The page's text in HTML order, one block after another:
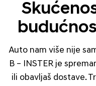
Auto nam više nije
B – INSTER je
ili obavljaš dostave.